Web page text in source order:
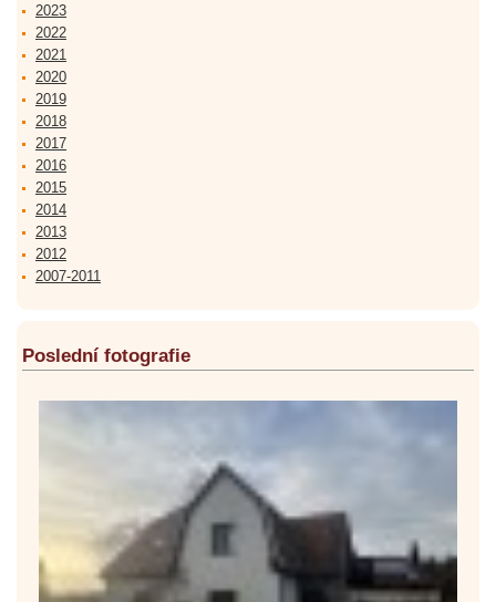
2023
2022
2021
2020
2019
2018
2017
2016
2015
2014
2013
2012
2007-2011
Poslední fotografie